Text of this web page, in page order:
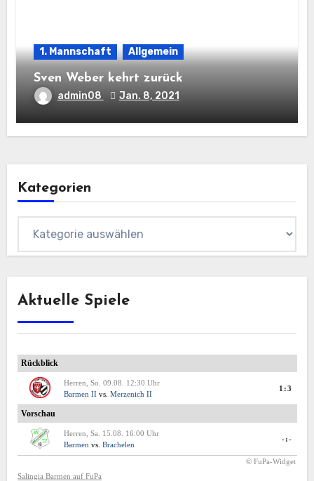
1. Mannschaft Allgemein
Sven Weber kehrt zurück
admin08 Jan. 8, 2021
Kategorien
Aktuelle Spiele